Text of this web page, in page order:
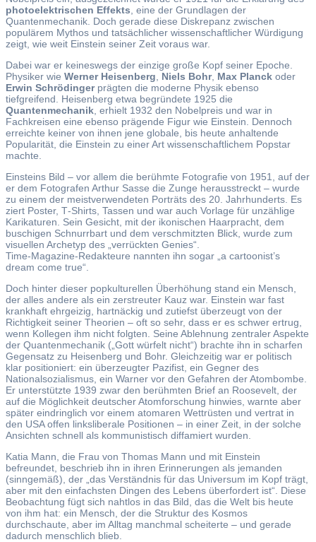
photoelektrischen Effekts , eine der Grundlagen der
Quantenmechanik. Doch gerade diese Diskrepanz zwischen
populärem Mythos und tatsächlicher wissenschaftlicher Würdigung
zeigt, wie weit Einstein seiner Zeit voraus war.
Dabei war er keineswegs der einzige große Kopf seiner Epoche.
Physiker wie Werner Heisenberg Niels Bohr, Max Planck oder
Erwin Schrödingerprägten die moderne Physik ebenso
tiefgreifend. Heisenberg etwa begründete 1925 die
Quantenmechanik , erhielt 1932 den Nobelpreis und war in
Fachkreisen eine ebenso prägende Figur wie Einstein. Dennoch
erreichte keiner von ihnen jene globale, bis heute anhaltende
Popularität, die Einstein zu einer Art wissenschaftlichem Popstar
machte.
Einsteins Bild – vor allem die berühmte Fotografie von 1951, auf der
er dem Fotografen Arthur Sasse die Zunge herausstreckt – wurde
zu einem der meistverwendeten Porträts des 20. Jahrhunderts. Es
ziert Poster, T‑Shirts, Tassen und war auch Vorlage für unzählige
Karikaturen. Sein Gesicht, mit der ikonischen Haarpracht, dem
buschigen Schnurrbart und dem verschmitzten Blick, wurde zum
visuellen Archetyp des „verrückten Genies“.
Time‑Magazine‑Redakteure nannten ihn sogar „a cartoonist’s
dream come true“.
Doch hinter dieser popkulturellen Überhöhung stand ein Mensch,
der alles andere als ein zerstreuter Kauz war. Einstein war fast
krankhaft ehrgeizig, hartnäckig und zutiefst überzeugt von der
Richtigkeit seiner Theorien – oft so sehr, dass er es schwer ertrug,
wenn Kollegen ihm nicht folgten. Seine Ablehnung zentraler Aspekte
der Quantenmechanik („Gott würfelt nicht“) brachte ihn in scharfen
Gegensatz zu Heisenberg und Bohr. Gleichzeitig war er politisch
klar positioniert: ein überzeugter Pazifist, ein Gegner des
Nationalsozialismus, ein Warner vor den Gefahren der Atombombe.
Er unterstützte 1939 zwar den berühmten Brief an Roosevelt, der
auf die Möglichkeit deutscher Atomforschung hinwies, warnte aber
später eindringlich vor einem atomaren Wettrüsten und vertrat in
den USA offen linksliberale Positionen – in einer Zeit, in der solche
Ansichten schnell als kommunistisch diffamiert wurden.
Katia Mann, die Frau von Thomas Mann und mit Einstein
befreundet, beschrieb ihn in ihren Erinnerungen als jemanden
(sinngemäß), der „das Verständnis für das Universum im Kopf trägt,
aber mit den einfachsten Dingen des Lebens überfordert ist“. Diese
Beobachtung fügt sich nahtlos in das Bild, das die Welt bis heute
von ihm hat: ein Mensch, der die Struktur des Kosmos
durchschaute, aber im Alltag manchmal scheiterte – und gerade
dadurch menschlich blieb.